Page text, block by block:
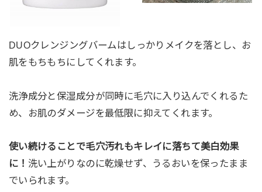
DUOクレンジングバームはしっかりメイクを落とし、お
肌をもちもちにしてくれます。
洗浄成分と保湿成分が同時に毛穴に入り込んでくれるた
め、お肌のダメージを最低限に抑えてくれます。
使い続けることで毛穴汚れもキレイに落ちて美白効果
に！ 洗い上がりなのに乾燥せず、うるおいを保ったまま
でいられます。